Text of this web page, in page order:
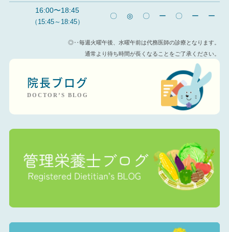
16:00〜18:45
（15:45～18:45）
〇 ◎ 〇 ー 〇 ー ー
◎‥毎週火曜午後、水曜午前は代務医師の診療となります。
通常より待ち時間が長くなることをご了承ください。
院長ブログ
DOCTOR’S BLOG